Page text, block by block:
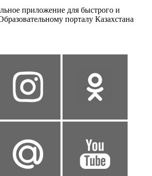
приложение для быстрого и
порталу Казахстана